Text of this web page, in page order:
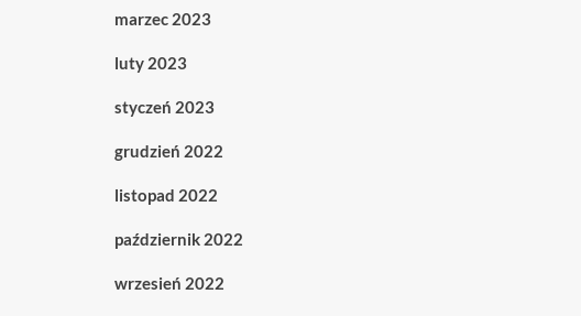
marzec 2023
luty 2023
styczeń 2023
grudzień 2022
listopad 2022
październik 2022
wrzesień 2022